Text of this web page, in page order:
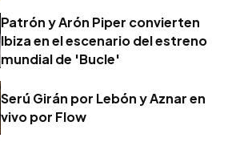
Patrón y Arón Piper convierten
Ibiza en el escenario del estreno
mundial de 'Bucle'
Serú Girán por Lebón y Aznar en
vivo por Flow